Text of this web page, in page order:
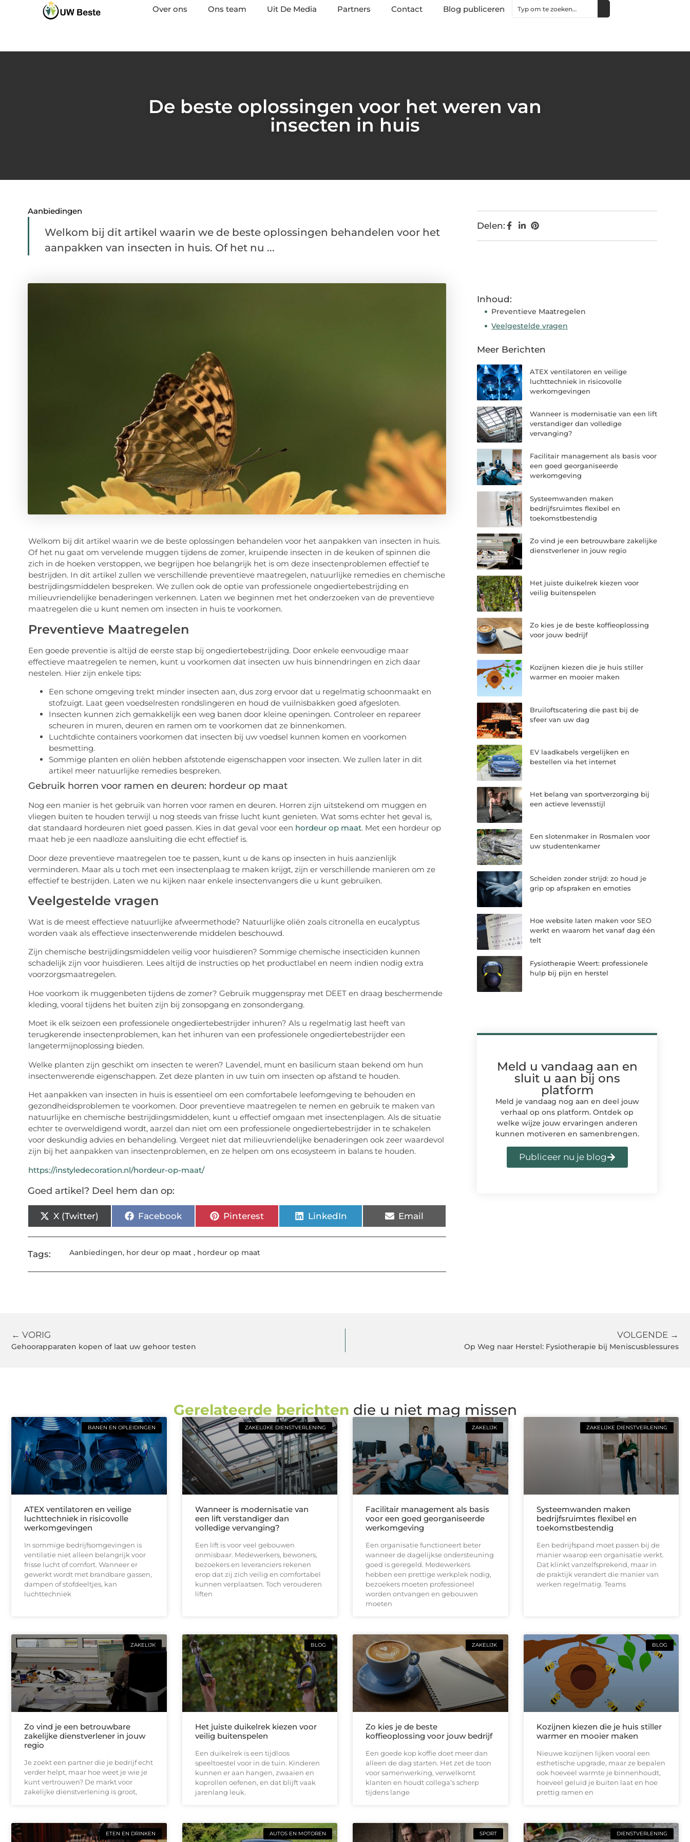
Over ons Ons team Uit De Media Partners Contact Blog publiceren
De beste oplossingen voor het weren van
insecten in huis
Aanbiedingen
Welkom bij dit artikel waarin we de beste oplossingen behandelen voor het
aanpakken van insecten in huis. Of het nu ...
Welkom bij dit artikel waarin we de beste oplossingen behandelen voor het aanpakken van insecten in huis.
Of het nu gaat om vervelende muggen tijdens de zomer, kruipende insecten in de keuken of spinnen die
zich in de hoeken verstoppen, we begrijpen hoe belangrijk het is om deze insectenproblemen effectief te
bestrijden. In dit artikel zullen we verschillende preventieve maatregelen, natuurlijke remedies en chemische
bestrijdingsmiddelen bespreken. We zullen ook de optie van professionele ongediertebestrijding en
milieuvriendelijke benaderingen verkennen. Laten we beginnen met het onderzoeken van de preventieve
maatregelen die u kunt nemen om insecten in huis te voorkomen.
Preventieve Maatregelen
Een goede preventie is altijd de eerste stap bij ongediertebestrijding. Door enkele eenvoudige maar
effectieve maatregelen te nemen, kunt u voorkomen dat insecten uw huis binnendringen en zich daar
nestelen. Hier zijn enkele tips:
Een schone omgeving trekt minder insecten aan, dus zorg ervoor dat u regelmatig schoonmaakt en
stofzuigt. Laat geen voedselresten rondslingeren en houd de vuilnisbakken goed afgesloten.
Insecten kunnen zich gemakkelijk een weg banen door kleine openingen. Controleer en repareer
scheuren in muren, deuren en ramen om te voorkomen dat ze binnenkomen.
Luchtdichte containers voorkomen dat insecten bij uw voedsel kunnen komen en voorkomen
besmetting.
Sommige planten en oliën hebben afstotende eigenschappen voor insecten. We zullen later in dit
artikel meer natuurlijke remedies bespreken.
Gebruik horren voor ramen en deuren: hordeur op maat
Nog een manier is het gebruik van horren voor ramen en deuren. Horren zijn uitstekend om muggen en
vliegen buiten te houden terwijl u nog steeds van frisse lucht kunt genieten. Wat soms echter het geval is,
dat standaard hordeuren niet goed passen. Kies in dat geval voor een hordeur op maat. Met een hordeur op
maat heb je een naadloze aansluiting die echt effectief is.
Door deze preventieve maatregelen toe te passen, kunt u de kans op insecten in huis aanzienlijk
verminderen. Maar als u toch met een insectenplaag te maken krijgt, zijn er verschillende manieren om ze
effectief te bestrijden. Laten we nu kijken naar enkele insectenvangers die u kunt gebruiken.
Veelgestelde vragen
Wat is de meest effectieve natuurlijke afweermethode? Natuurlijke oliën zoals citronella en eucalyptus
worden vaak als effectieve insectenwerende middelen beschouwd.
Zijn chemische bestrijdingsmiddelen veilig voor huisdieren? Sommige chemische insecticiden kunnen
schadelijk zijn voor huisdieren. Lees altijd de instructies op het productlabel en neem indien nodig extra
voorzorgsmaatregelen.
Hoe voorkom ik muggenbeten tijdens de zomer? Gebruik muggenspray met DEET en draag beschermende
kleding, vooral tijdens het buiten zijn bij zonsopgang en zonsondergang.
Moet ik elk seizoen een professionele ongediertebestrijder inhuren? Als u regelmatig last heeft van
terugkerende insectenproblemen, kan het inhuren van een professionele ongediertebestrijder een
langetermijnoplossing bieden.
Welke planten zijn geschikt om insecten te weren? Lavendel, munt en basilicum staan bekend om hun
insectenwerende eigenschappen. Zet deze planten in uw tuin om insecten op afstand te houden.
Het aanpakken van insecten in huis is essentieel om een comfortabele leefomgeving te behouden en
gezondheidsproblemen te voorkomen. Door preventieve maatregelen te nemen en gebruik te maken van
natuurlijke en chemische bestrijdingsmiddelen, kunt u effectief omgaan met insectenplagen. Als de situatie
echter te overweldigend wordt, aarzel dan niet om een professionele ongediertebestrijder in te schakelen
voor deskundig advies en behandeling. Vergeet niet dat milieuvriendelijke benaderingen ook zeer waardevol
zijn bij het aanpakken van insectenproblemen, en ze helpen om ons ecosysteem in balans te houden.
https://instyledecoration.nl/hordeur-op-maat/
Goed artikel? Deel hem dan op:
X (Twitter) Facebook Pinterest LinkedIn Email
Tags: Aanbiedingen, hor deur op maat , hordeur op maat
Delen:
Inhoud:
Preventieve Maatregelen
Veelgestelde vragen
Meer Berichten
ATEX ventilatoren en veilige
luchttechniek in risicovolle
werkomgevingen
Wanneer is modernisatie van een lift
verstandiger dan volledige
vervanging?
Facilitair management als basis voor
een goed georganiseerde
werkomgeving
Systeemwanden maken
bedrijfsruimtes flexibel en
toekomstbestendig
Zo vind je een betrouwbare zakelijke
dienstverlener in jouw regio
Het juiste duikelrek kiezen voor
veilig buitenspelen
Zo kies je de beste koffieoplossing
voor jouw bedrijf
Kozijnen kiezen die je huis stiller
warmer en mooier maken
Bruiloftscatering die past bij de
sfeer van uw dag
EV laadkabels vergelijken en
bestellen via het internet
Het belang van sportverzorging bij
een actieve levensstijl
Een slotenmaker in Rosmalen voor
uw studentenkamer
Scheiden zonder strijd: zo houd je
grip op afspraken en emoties
Hoe website laten maken voor SEO
werkt en waarom het vanaf dag één
telt
Fysiotherapie Weert: professionele
hulp bij pijn en herstel
Meld u vandaag aan en
sluit u aan bij ons
platform
Meld je vandaag nog aan en deel jouw
verhaal op ons platform. Ontdek op
welke wijze jouw ervaringen anderen
kunnen motiveren en samenbrengen.
Publiceer nu je blog
← VORIG
Gehoorapparaten kopen of laat uw gehoor testen
VOLGENDE →
Op Weg naar Herstel: Fysiotherapie bij Meniscusblessures
Gerelateerde berichten die u niet mag missen
BANEN EN OPLEIDINGEN
ATEX ventilatoren en veilige
luchttechniek in risicovolle
werkomgevingen
In sommige bedrijfsomgevingen is
ventilatie niet alleen belangrijk voor
frisse lucht of comfort. Wanneer er
gewerkt wordt met brandbare gassen,
dampen of stofdeeltjes, kan
luchttechniek
ZAKELIJKE DIENSTVERLENING
Wanneer is modernisatie van
een lift verstandiger dan
volledige vervanging?
Een lift is voor veel gebouwen
onmisbaar. Medewerkers, bewoners,
bezoekers en leveranciers rekenen
erop dat zij zich veilig en comfortabel
kunnen verplaatsen. Toch verouderen
liften
ZAKELIJK
Facilitair management als basis
voor een goed georganiseerde
werkomgeving
Een organisatie functioneert beter
wanneer de dagelijkse ondersteuning
goed is geregeld. Medewerkers
hebben een prettige werkplek nodig,
bezoekers moeten professioneel
worden ontvangen en gebouwen
moeten
ZAKELIJKE DIENSTVERLENING
Systeemwanden maken
bedrijfsruimtes flexibel en
toekomstbestendig
Een bedrijfspand moet passen bij de
manier waarop een organisatie werkt.
Dat klinkt vanzelfsprekend, maar in
de praktijk verandert die manier van
werken regelmatig. Teams
ZAKELIJK
Zo vind je een betrouwbare
zakelijke dienstverlener in jouw
regio
Je zoekt een partner die je bedrijf echt
verder helpt, maar hoe weet je wie je
kunt vertrouwen? De markt voor
zakelijke dienstverlening is groot,
BLOG
Het juiste duikelrek kiezen voor
veilig buitenspelen
Een duikelrek is een tijdloos
speeltoestel voor in de tuin. Kinderen
kunnen er aan hangen, zwaaien en
koprollen oefenen, en dat blijft vaak
jarenlang leuk.
ZAKELIJK
Zo kies je de beste
koffieoplossing voor jouw bedrijf
Een goede kop koffie doet meer dan
alleen de dag starten. Het zet de toon
voor samenwerking, verwelkomt
klanten en houdt collega’s scherp
tijdens lange
BLOG
Kozijnen kiezen die je huis stiller
warmer en mooier maken
Nieuwe kozijnen lijken vooral een
esthetische upgrade, maar ze bepalen
ook hoeveel warmte je binnenhoudt,
hoeveel geluid je buiten laat en hoe
prettig ramen en
ETEN EN DRINKEN AUTOS EN MOTOREN SPORT DIENSTVERLENING